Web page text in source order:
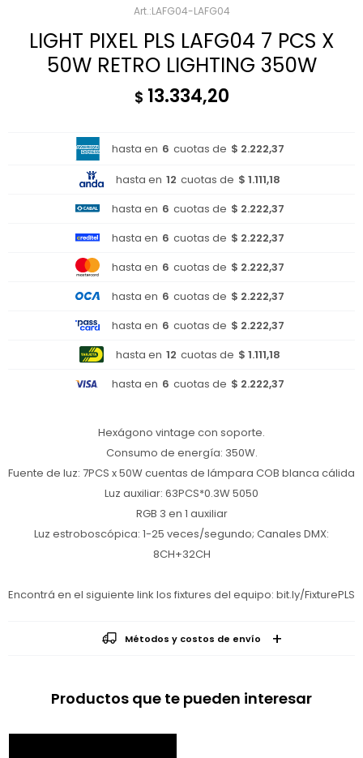
LAFG04-LAFG04
LIGHT PIXEL PLS LAFG04 7 PCS X
50W RETRO LIGHTING 350W
$ 13.334,20
hasta en 6 cuotas de $ 2.222,37
hasta en 12 cuotas de $ 1.111,18
hasta en 6 cuotas de $ 2.222,37
hasta en 6 cuotas de $ 2.222,37
hasta en 6 cuotas de $ 2.222,37
hasta en 6 cuotas de $ 2.222,37
hasta en 6 cuotas de $ 2.222,37
hasta en 12 cuotas de $ 1.111,18
hasta en 6 cuotas de $ 2.222,37
Hexágono vintage con soporte.
Consumo de energía: 350W.
Fuente de luz: 7PCS x 50W cuentas de lámpara COB blanca cálida
Luz auxiliar: 63PCS*0.3W 5050
RGB 3 en 1 auxiliar
Luz estroboscópica: 1-25 veces/segundo; Canales DMX:
8CH+32CH
Encontrá en el siguiente link los fixtures del equipo: bit.ly/FixturePLS
Métodos y costos de envío
Productos que te pueden interesar